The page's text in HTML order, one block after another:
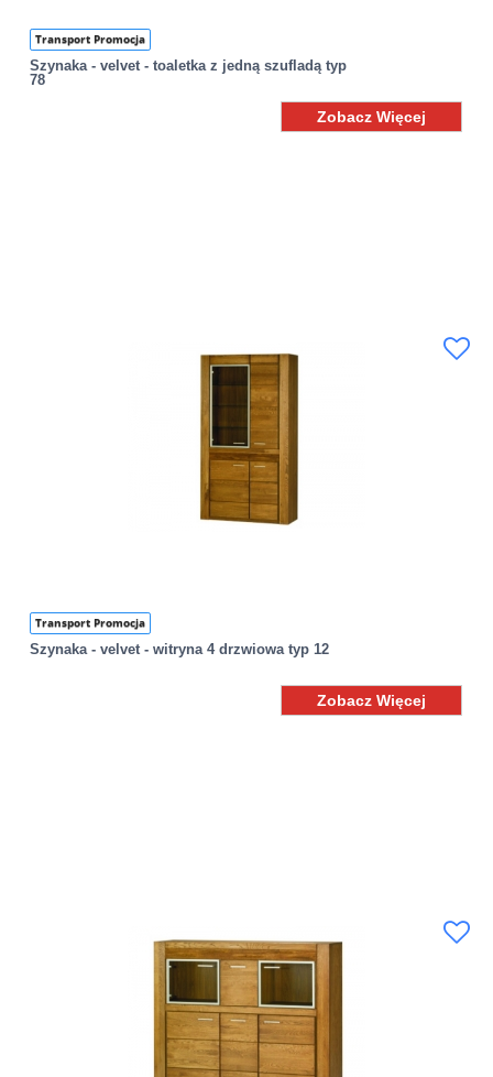
Transport Promocja
Szynaka - velvet - toaletka z jedną szufladą typ
78
Zobacz Więcej
Transport Promocja
Szynaka - velvet - witryna 4 drzwiowa typ 12
Zobacz Więcej